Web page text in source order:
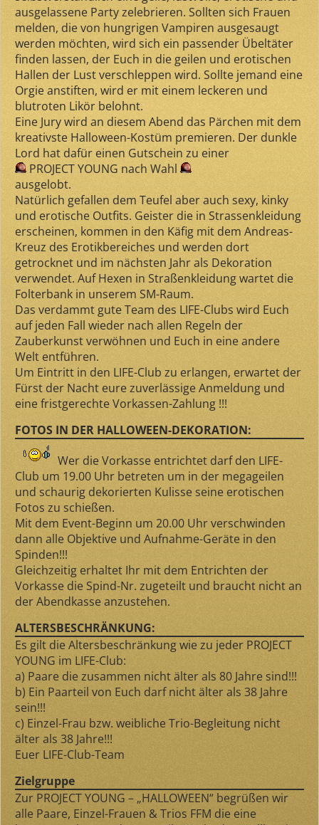
ausgelassene Party zelebrieren. Sollten sich Frauen
melden, die von hungrigen Vampiren ausgesaugt
werden möchten, wird sich ein passender Übeltäter
finden lassen, der Euch in die geilen und erotischen
Hallen der Lust verschleppen wird. Sollte jemand eine
Orgie anstiften, wird er mit einem leckeren und
blutroten Likör belohnt.
Eine Jury wird an diesem Abend das Pärchen mit dem
kreativste Halloween-Kostüm premieren. Der dunkle
Lord hat dafür einen Gutschein zu einer
PROJECT YOUNG nach Wahl
ausgelobt.
Natürlich gefallen dem Teufel aber auch sexy, kinky
und erotische Outfits. Geister die in Strassenkleidung
erscheinen, kommen in den Käfig mit dem Andreas-
Kreuz des Erotikbereiches und werden dort
getrocknet und im nächsten Jahr als Dekoration
verwendet. Auf Hexen in Straßenkleidung wartet die
Folterbank in unserem SM-Raum.
Das verdammt gute Team des LIFE-Clubs wird Euch
auf jeden Fall wieder nach allen Regeln der
Zauberkunst verwöhnen und Euch in eine andere
Welt entführen.
Um Eintritt in den LIFE-Club zu erlangen, erwartet der
Fürst der Nacht eure zuverlässige Anmeldung und
eine fristgerechte Vorkassen-Zahlung !!!
FOTOS IN DER HALLOWEEN-DEKORATION:
Wer die Vorkasse entrichtet darf den LIFE-
Club um 19.00 Uhr betreten um in der megageilen
und schaurig dekorierten Kulisse seine erotischen
Fotos zu schießen.
Mit dem Event-Beginn um 20.00 Uhr verschwinden
dann alle Objektive und Aufnahme-Geräte in den
Spinden!!!
Gleichzeitig erhaltet Ihr mit dem Entrichten der
Vorkasse die Spind-Nr. zugeteilt und braucht nicht an
der Abendkasse anzustehen.
ALTERSBESCHRÄNKUNG:
Es gilt die Altersbeschränkung wie zu jeder PROJECT
YOUNG im LIFE-Club:
a) Paare die zusammen nicht älter als 80 Jahre sind!!!
b) Ein Paarteil von Euch darf nicht älter als 38 Jahre
sein!!!
c) Einzel-Frau bzw. weibliche Trio-Begleitung nicht
älter als 38 Jahre!!!
Euer LIFE-Club-Team
Zielgruppe
Zur PROJECT YOUNG – „HALLOWEEN“ begrüßen wir
alle Paare, Einzel-Frauen & Trios FFM die eine